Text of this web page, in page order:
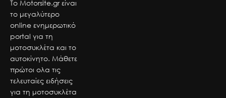
Το Motorsite.gr είναι
το μεγαλύτερο
online ενημερωτικό
portal για τη
μοτοσυκλέτα και το
αυτοκίνητο. Μάθετε
πρώτοι ολα τις
τελευταίες ειδήσεις
για τη μοτοσυκλέτα